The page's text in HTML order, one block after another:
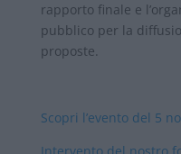
rapporto finale e
pubblico per la
proposte.
Scopri l’evento del 5